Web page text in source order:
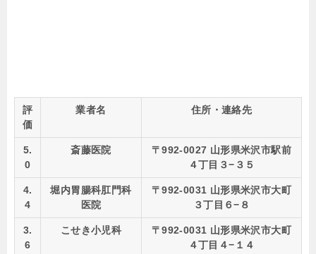
評
価
業者名 住所・連絡先
5.
0
斎藤医院
〒992-0027 山形県米沢市駅前
４丁目３−３５
4.
4
堀内胃腸科肛門科
医院
〒992-0031 山形県米沢市大町
３丁目６−８
3.
6
こせき小児科
〒992-0031 山形県米沢市大町
４丁目４−１４